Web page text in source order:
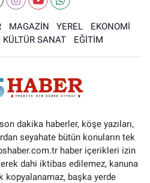
MAGAZİN YEREL
EKONOMİ
KÜLTÜR SANAT EĞİTİM
dakika haberler, köşe yazıları,
seyahate bütün konuların tek
haber içerikleri izin
dahi iktibas edilemez, kanuna
kopyalanamaz, başka yerde